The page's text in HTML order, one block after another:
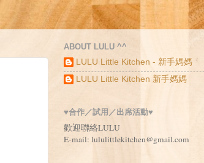
ABOUT LULU ^^
LULU Little Kitchen - 新手媽媽
LULU Little Kitchen 新手媽媽
♥合作／試用／出席活動♥
歡迎聯絡LULU
E-mail: lululittlekitchen@gmail.com